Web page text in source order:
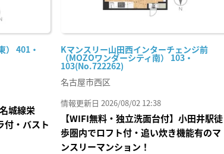
） 401・
城線栄
・バスト
Kマンスリー山田西インターチェンジ前
（MOZOワンダーシティ南） 103・
103(No.722262)
名古屋市西区
情報更新日 2026/08/02 12:38
【WIFI無料・独立洗面台付】小田井駅徒
歩圏内でロフト付・追い炊き機能有のマ
ンスリーマンション！